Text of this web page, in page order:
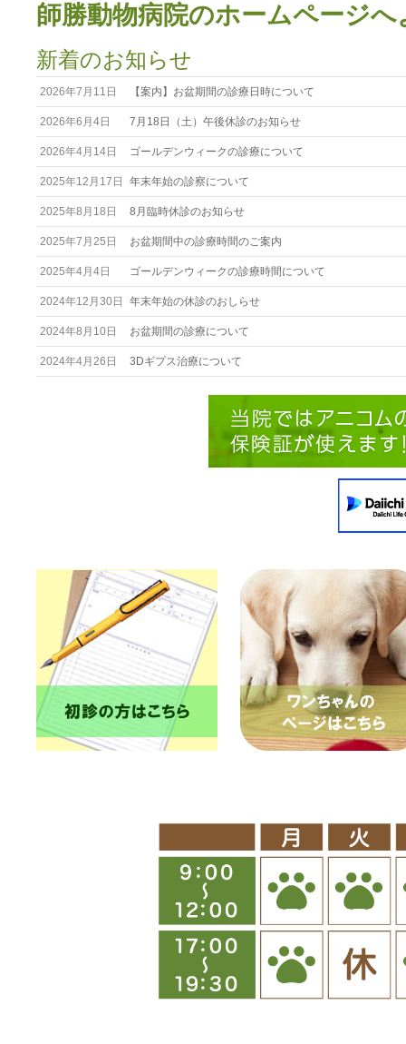
師勝動物病院のホームページ
新着のお知らせ
2026年7月11日 【案内】お盆期間の診療日時について
2026年6月4日 7月18日（土）午後休診のお知らせ
2026年4月14日 ゴールデンウィークの診療について
2025年12月17日 年末年始の診察について
2025年8月18日 8月臨時休診のお知らせ
2025年7月25日 お盆期間中の診療時間のご案内
2025年4月4日 ゴールデンウィークの診療時間について
2024年12月30日 年末年始の休診のおしらせ
2024年8月10日 お盆期間の診療について
2024年4月26日 3Dギプス治療について